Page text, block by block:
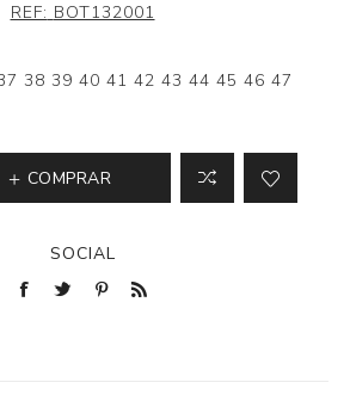
REF: BOT132001
38 39 40 41 42 43 44 45 46 47
COMPRAR
SOCIAL